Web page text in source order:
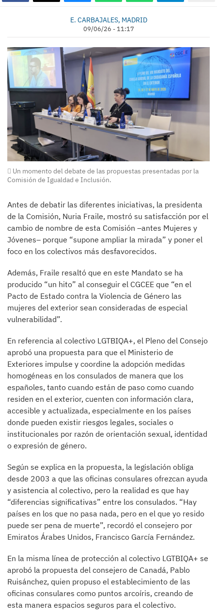
E. CARBAJALES, MADRID
09/06/26 - 11:17
Un momento del debate de las propuestas presentadas por la
Comisión de Igualdad e Inclusión.
Antes de debatir las diferentes iniciativas, la presidenta
de la Comisión, Nuria Fraile, mostró su satisfacción por el
cambio de nombre de esta Comisión –antes Mujeres y
Jóvenes– porque “supone ampliar la mirada” y poner el
foco en los colectivos más desfavorecidos.
Además, Fraile resaltó que en este Mandato se ha
producido “un hito” al conseguir el CGCEE que “en el
Pacto de Estado contra la Violencia de Género las
mujeres del exterior sean consideradas de especial
vulnerabilidad”.
En referencia al colectivo LGTBIQA+, el Pleno del Consejo
aprobó una propuesta para que el Ministerio de
Exteriores impulse y coordine la adopción medidas
homogéneas en los consulados de manera que los
españoles, tanto cuando están de paso como cuando
residen en el exterior, cuenten con información clara,
accesible y actualizada, especialmente en los países
donde pueden existir riesgos legales, sociales o
institucionales por razón de orientación sexual, identidad
o expresión de género.
Según se explica en la propuesta, la legislación obliga
desde 2003 a que las oficinas consulares ofrezcan ayuda
y asistencia al colectivo, pero la realidad es que hay
“diferencias significativas” entre los consulados. “Hay
países en los que no pasa nada, pero en el que yo resido
puede ser pena de muerte”, recordó el consejero por
Emiratos Árabes Unidos, Francisco García Fernández.
En la misma línea de protección al colectivo LGTBIQA+ se
aprobó la propuesta del consejero de Canadá, Pablo
Ruisánchez, quien propuso el establecimiento de las
oficinas consulares como puntos arcoíris, creando de
esta manera espacios seguros para el colectivo.